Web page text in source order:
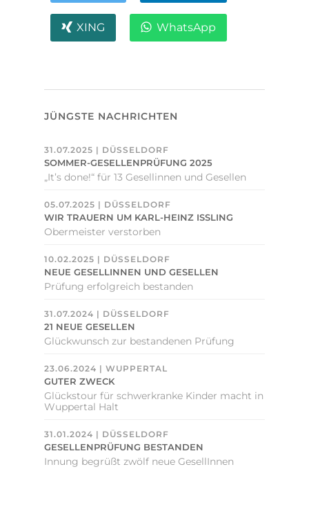
XING WhatsApp
JÜNGSTE NACHRICHTEN
31.07.2025 | DÜSSELDORF
SOMMER-GESELLENPRÜFUNG 2025
„It’s done!“ für 13 Gesellinnen und Gesellen
05.07.2025 | DÜSSELDORF
WIR TRAUERN UM KARL-HEINZ ISSLING
Obermeister verstorben
10.02.2025 | DÜSSELDORF
NEUE GESELLINNEN UND GESELLEN
Prüfung erfolgreich bestanden
31.07.2024 | DÜSSELDORF
21 NEUE GESELLEN
Glückwunsch zur bestandenen Prüfung
23.06.2024 | WUPPERTAL
GUTER ZWECK
Glückstour für schwerkranke Kinder macht in
Wuppertal Halt
31.01.2024 | DÜSSELDORF
GESELLENPRÜFUNG BESTANDEN
Innung begrüßt zwölf neue GesellInnen